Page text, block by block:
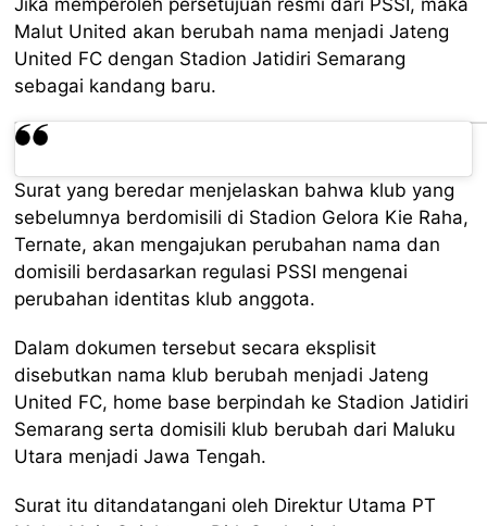
Malut United akan berubah nama menjadi Jateng
United FC dengan Stadion Jatidiri Semarang
sebagai kandang baru.
Surat yang beredar menjelaskan bahwa klub yang
sebelumnya berdomisili di Stadion Gelora Kie Raha,
Ternate, akan mengajukan perubahan nama dan
domisili berdasarkan regulasi PSSI mengenai
perubahan identitas klub anggota.
Dalam dokumen tersebut secara eksplisit
disebutkan nama klub berubah menjadi Jateng
United FC, home base berpindah ke Stadion Jatidiri
Semarang serta domisili klub berubah dari Maluku
Utara menjadi Jawa Tengah.
Surat itu ditandatangani oleh Direktur Utama PT